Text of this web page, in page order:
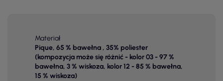
Materiał
Pique, 65 % bawełna , 35% poliester
(kompozycja może się różnić - kolor 03 - 97 %
bawełna, 3 % wiskoza, kolor 12 - 85 % bawełna,
15 % wiskoza)